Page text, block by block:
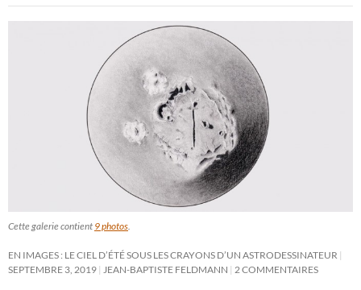
Cette galerie contient 9 photos
EN IMAGES : LE CIEL D’ÉTÉ SOUS LES CRAYONS D’UN ASTRODESSINATEUR
SEPTEMBRE 3, 2019
JEAN-BAPTISTE FELDMANN 2 COMMENTAIRES